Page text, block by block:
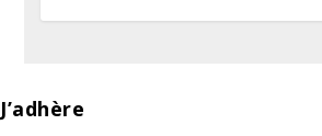
J’adhère